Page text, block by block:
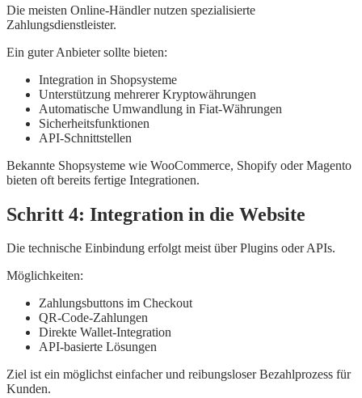
Die meisten Online-Händler nutzen spezialisierte
Zahlungsdienstleister.
Ein guter Anbieter sollte bieten:
Integration in Shopsysteme
Unterstützung mehrerer Kryptowährungen
Automatische Umwandlung in Fiat-Währungen
Sicherheitsfunktionen
API-Schnittstellen
Bekannte Shopsysteme wie WooCommerce, Shopify oder Magento
bieten oft bereits fertige Integrationen.
Schritt 4: Integration in die Website
Die technische Einbindung erfolgt meist über Plugins oder APIs.
Möglichkeiten:
Zahlungsbuttons im Checkout
QR-Code-Zahlungen
Direkte Wallet-Integration
API-basierte Lösungen
Ziel ist ein möglichst einfacher und reibungsloser Bezahlprozess für
Kunden.